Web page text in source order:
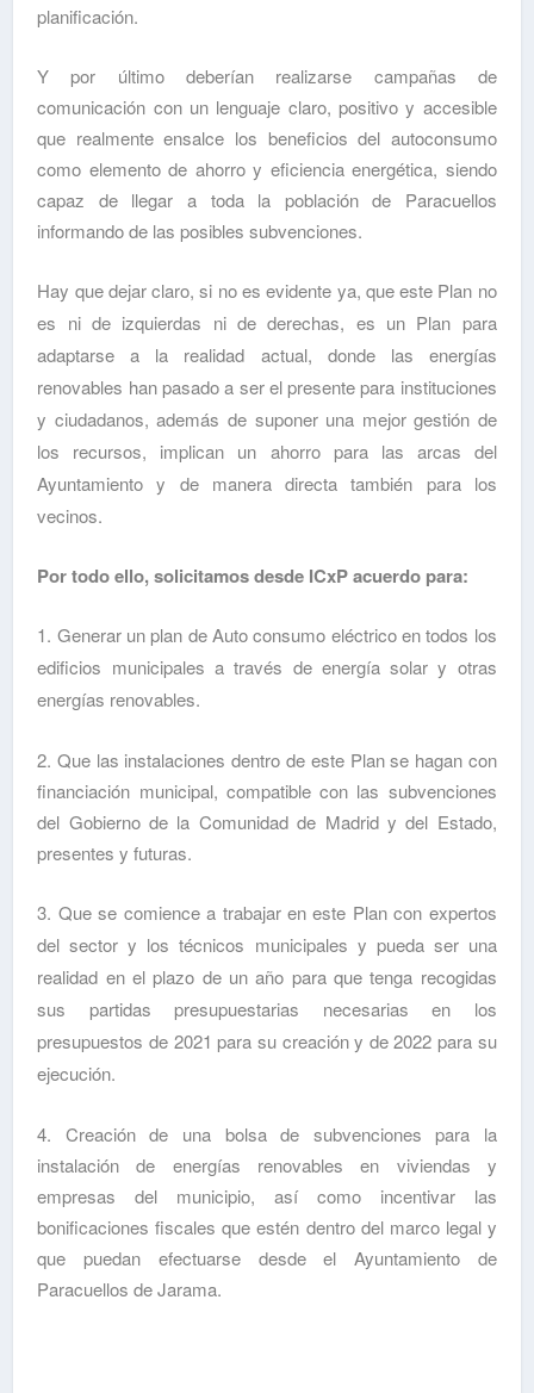
planificación.
Y por último deberían realizarse campañas de
comunicación con un lenguaje claro, positivo y accesible
que realmente ensalce los beneficios del autoconsumo
como elemento de ahorro y eficiencia energética, siendo
capaz de llegar a toda la población de Paracuellos
informando de las posibles subvenciones.
Hay que dejar claro, si no es evidente ya, que este Plan no
es ni de izquierdas ni de derechas, es un Plan para
adaptarse a la realidad actual, donde las energías
renovables han pasado a ser el presente para instituciones
y ciudadanos, además de suponer una mejor gestión de
los recursos, implican un ahorro para las arcas del
Ayuntamiento y de manera directa también para los
vecinos.
Por todo ello, solicitamos desde ICxP acuerdo para:
1. Generar un plan de Auto consumo eléctrico en todos los
edificios municipales a través de energía solar y otras
energías renovables.
2. Que las instalaciones dentro de este Plan se hagan con
financiación municipal, compatible con las subvenciones
del Gobierno de la Comunidad de Madrid y del Estado,
presentes y futuras.
3. Quese comience a trabajar en este Plancon expertos
del sector y los técnicos municipales y pueda ser una
realidad en el plazo de un año para que tenga recogidas
sus partidas presupuestarias necesarias en los
presupuestos de 2021 para su creación y de 2022 para su
ejecución.
4. Creación de una bolsa de subvenciones para la
instalación de energías renovables en viviendas y
empresas del municipio, así como incentivar las
bonificaciones fiscales que estén dentro del marco legal y
que puedan efectuarse desde el Ayuntamiento de
Paracuellos de Jarama.